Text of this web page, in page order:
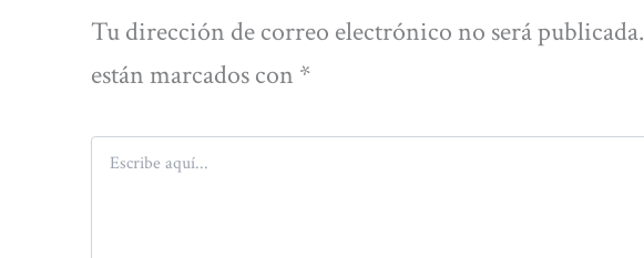
Tu dirección de correo electrónico no será publicada.
están marcados con *
Escribe
aquí...